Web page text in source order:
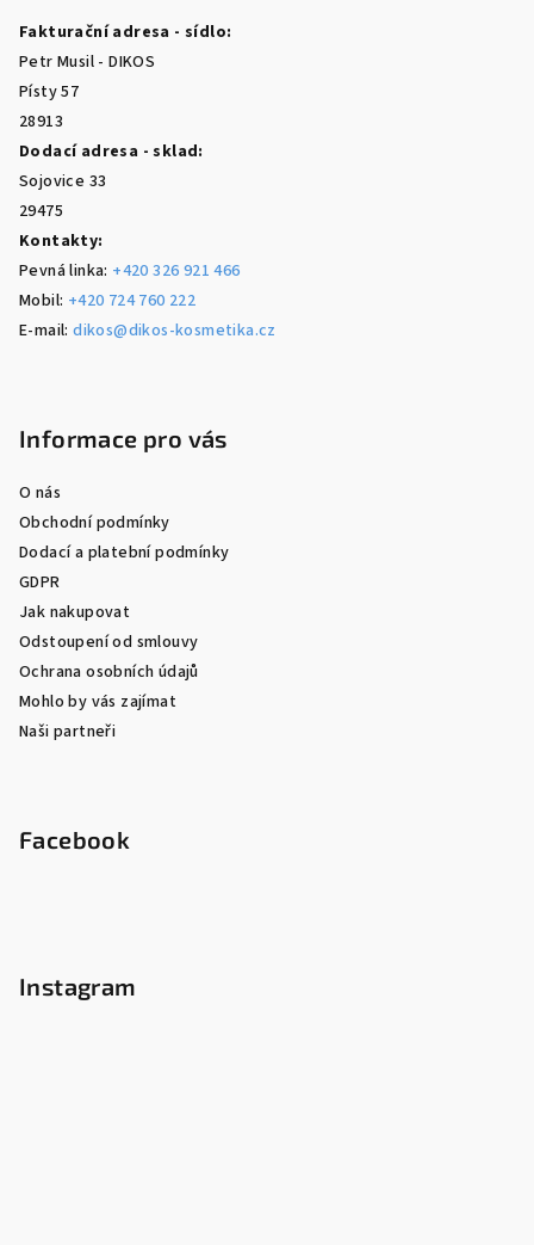
Fakturační adresa - sídlo:
Petr Musil - DIKOS
Písty 57
28913
Dodací adresa - sklad:
Sojovice 33
29475
Kontakty:
Pevná linka: +420 326 921 466
Mobil: +420 724 760 222
E-mail:dikos@dikos-kosmetika.cz
Informace pro vás
O nás
Obchodní podmínky
Dodací a platební podmínky
GDPR
Jak nakupovat
Odstoupení od smlouvy
Ochrana osobních údajů
Mohlo by vás zajímat
Naši partneři
Facebook
Instagram